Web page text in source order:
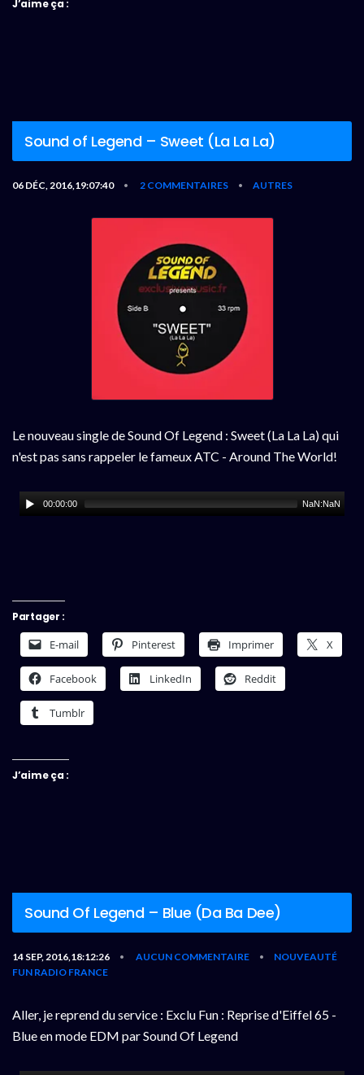
J’aime ça :
Sound of Legend – Sweet (La La La)
06 DÉC, 2016,19:07:40 • 2 COMMENTAIRES • AUTRES
Le nouveau single de Sound Of Legend : Sweet (La La La) qui
n'est pas sans rappeler le fameux ATC - Around The World!
00:00:00 NaN:NaN
Partager :
E-mail Pinterest Imprimer X
Facebook LinkedIn Reddit
Tumblr
J’aime ça :
Sound Of Legend – Blue (Da Ba Dee)
14 SEP, 2016,18:12:26 • AUCUN COMMENTAIRE •
NOUVEAUTÉ
FUN RADIO FRANCE
Aller, je reprend du service : Exclu Fun : Reprise d'Eiffel 65 -
Blue en mode EDM par Sound Of Legend